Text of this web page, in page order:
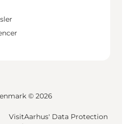
© 2026
VisitAarhus' Data Protection